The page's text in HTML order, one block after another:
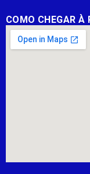
COMO CHEGAR À